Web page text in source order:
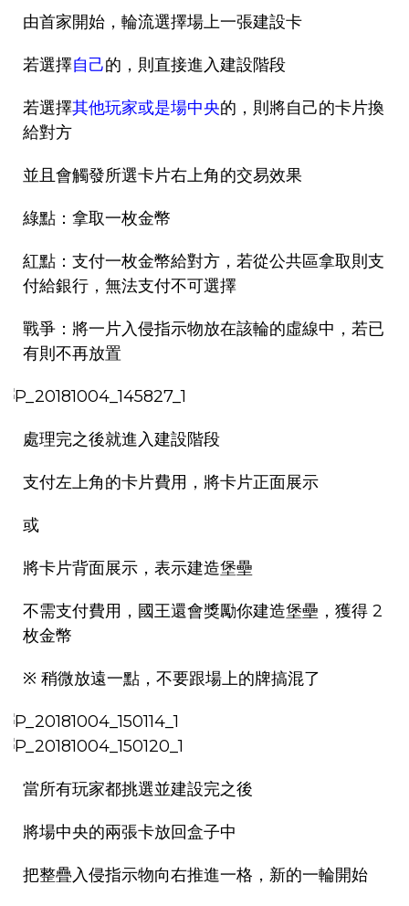
由首家開始，輪流選擇場上一張建設卡
若選擇自己的，則直接進入建設階段
若選擇其他玩家或是場中央的，則將自己的卡片換
給對方
並且會觸發所選卡片右上角的交易效果
綠點：拿取一枚金幣
紅點：支付一枚金幣給對方，若從公共區拿取則支
付給銀行，無法支付不可選擇
戰爭：將一片入侵指示物放在該輪的虛線中，若已
有則不再放置
處理完之後就進入建設階段
支付左上角的卡片費用，將卡片正面展示
或
將卡片背面展示，表示建造堡壘
不需支付費用，國王還會獎勵你建造堡壘，獲得 2
枚金幣
※ 稍微放遠一點，不要跟場上的牌搞混了
當所有玩家都挑選並建設完之後
將場中央的兩張卡放回盒子中
把整疊入侵指示物向右推進一格，新的一輪開始